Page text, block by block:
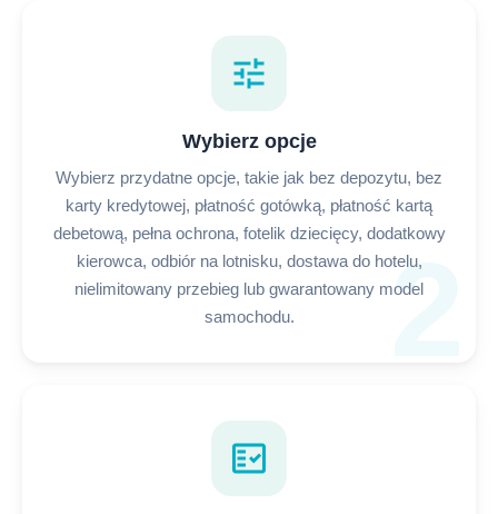
2
tune
Wybierz opcje
Wybierz przydatne opcje, takie jak bez depozytu, bez
karty kredytowej, płatność gotówką, płatność kartą
debetową, pełna ochrona, fotelik dziecięcy, dodatkowy
kierowca, odbiór na lotnisku, dostawa do hotelu,
nielimitowany przebieg lub gwarantowany model
samochodu.
fact_check